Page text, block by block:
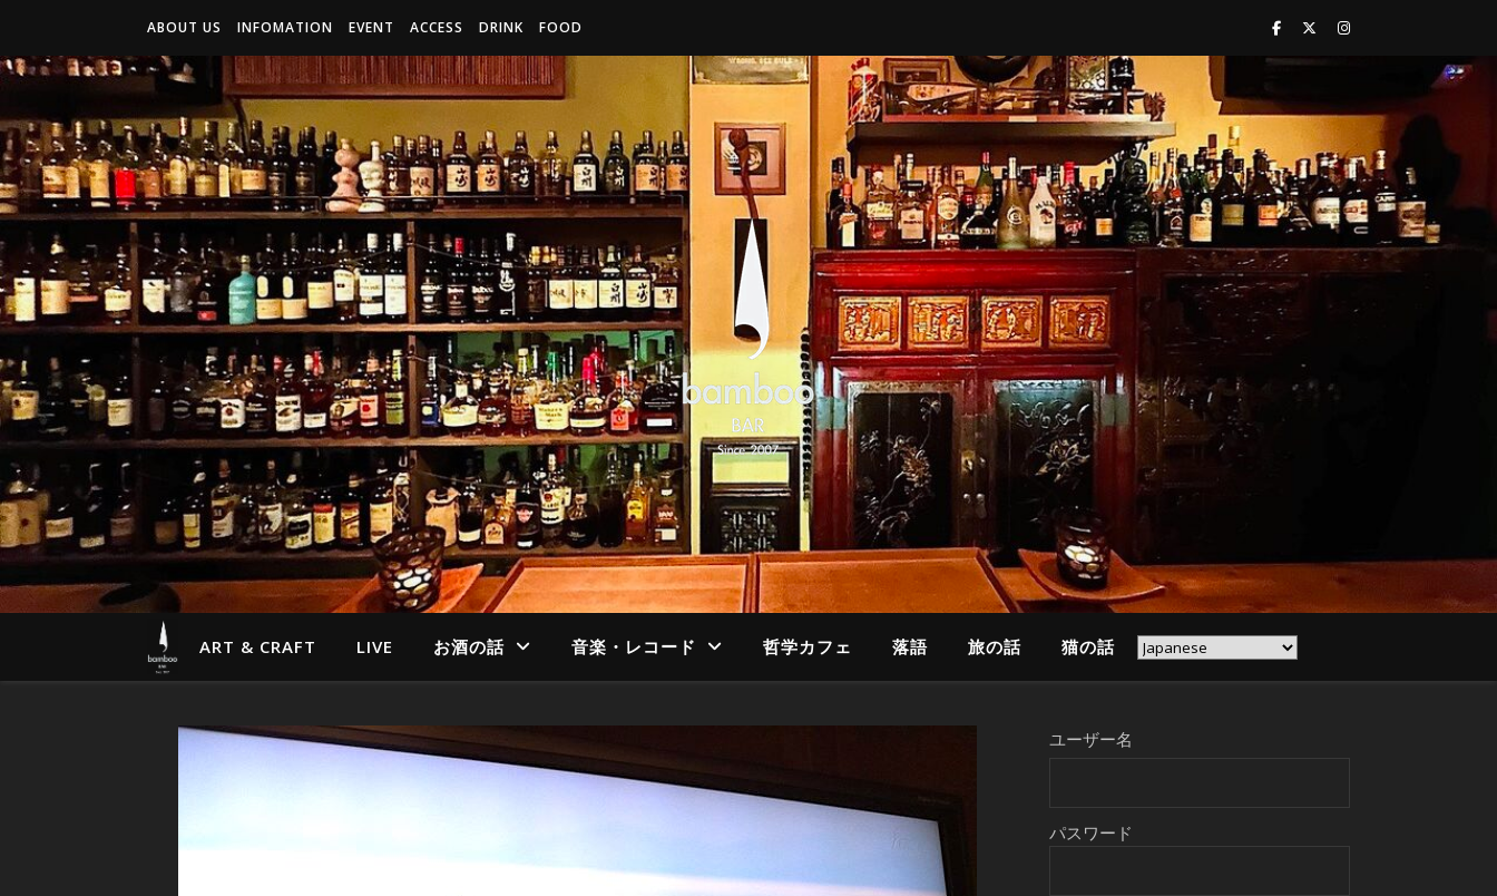
ABOUT US INFOMATION EVENT ACCESS DRINK FOOD
ART & CRAFT LIVE お酒の話 音楽・レコード 哲学カフェ 落語 旅の話 猫の話
ユーザー名
パスワード